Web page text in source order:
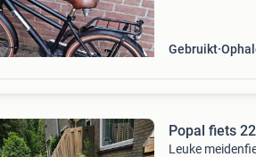
Gebruikt
Popal fiets
Leuke